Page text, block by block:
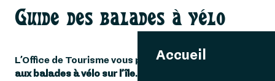
Accueil
Guide des balades à vélo
L’Office de Tourisme vous proposeun guide dédié
aux balades à vélo sur l’île. Il présente plusieurs